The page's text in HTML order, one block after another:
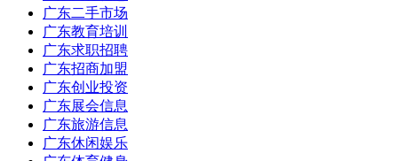
广东二手市场
广东教育培训
广东求职招聘
广东招商加盟
广东创业投资
广东展会信息
广东旅游信息
广东休闲娱乐